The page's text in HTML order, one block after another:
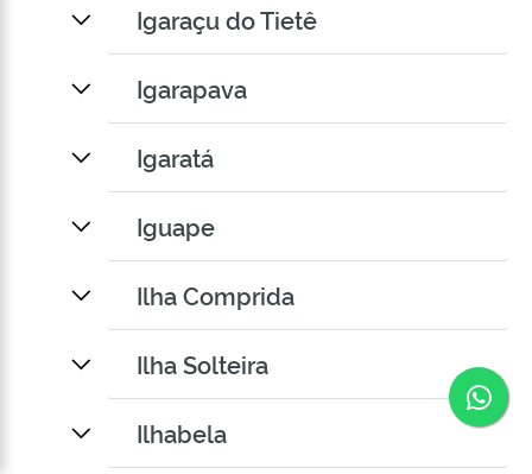
Igaraçu do Tietê
Igarapava
Igaratá
Iguape
Ilha Comprida
Ilha Solteira
Ilhabela